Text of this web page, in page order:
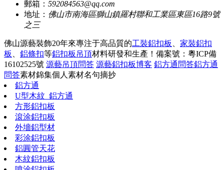
郵箱： 592084563@qq.com
地址： 佛山市南海區獅山鎮羅村聯和工業區東區16路9號
之三
佛山源藝裝飾20年來專注于高品質的工裝鋁扣板
家裝鋁扣
板
鋁條扣等鋁扣板吊頂材料研發和生產！ 備案號：粵ICP備
16102525號 源藝吊頂問答 源藝鋁扣板博客 鋁方通問答鋁方通
問答素材錦集個人素材名句摘抄
鋁方通
U型木紋_鋁方通
方形鋁扣板
滾涂鋁扣板
外墻鋁型材
彩涂鋁扣板
鋁圓管天花
木紋鋁扣板